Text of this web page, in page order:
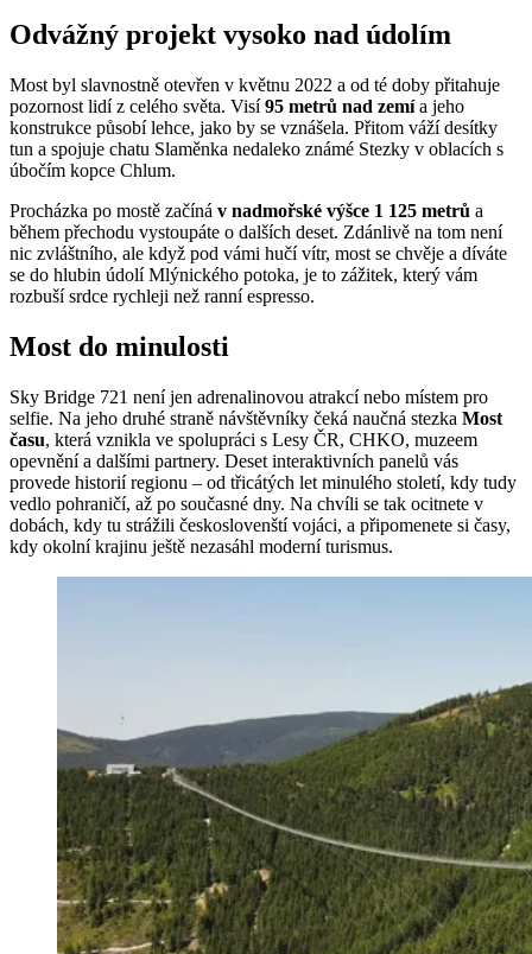
Odvážný projekt vysoko nad údolím
Most byl slavnostně otevřen v květnu 2022 a od té doby přitahuje
pozornost lidí z celého světa. Visí95 metrů nad zemía jeho
konstrukce působí lehce, jako by se vznášela. Přitom váží desítky
tun a spojuje chatu Slaměnka nedaleko známé Stezky v oblacích s
úbočím kopce Chlum.
Procházka po mostě začíná v nadmořské výšce 1 125 metrů a
během přechodu vystoupáte o dalších deset. Zdánlivě na tom není
nic zvláštního, ale když pod vámi hučí vítr, most se chvěje a díváte
se do hlubin údolí Mlýnického potoka, je to zážitek, který vám
rozbuší srdce rychleji než ranní espresso.
Most do minulosti
Sky Bridge 721 není jen adrenalinovou atrakcí nebo místem pro
selfie. Na jeho druhé straně návštěvníky čeká naučná stezka Most
času, která vznikla ve spolupráci s Lesy ČR, CHKO, muzeem
opevnění a dalšími partnery. Deset interaktivních panelů vás
provede historií regionu – od třicátých let minulého století, kdy tudy
vedlo pohraničí, až po současné dny. Na chvíli se tak ocitnete v
dobách, kdy tu strážili českoslovenští vojáci, a připomenete si časy,
kdy okolní krajinu ještě nezasáhl moderní turismus.